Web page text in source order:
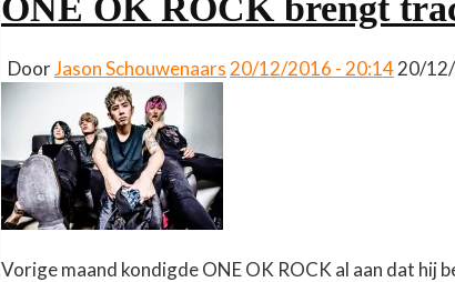
ONE OK ROCK brengt
DoorJason Schouwenaars 20/12/2016 - 20:1420/
Vorige maand kondigde ONE OK ROCK al aan dat hij